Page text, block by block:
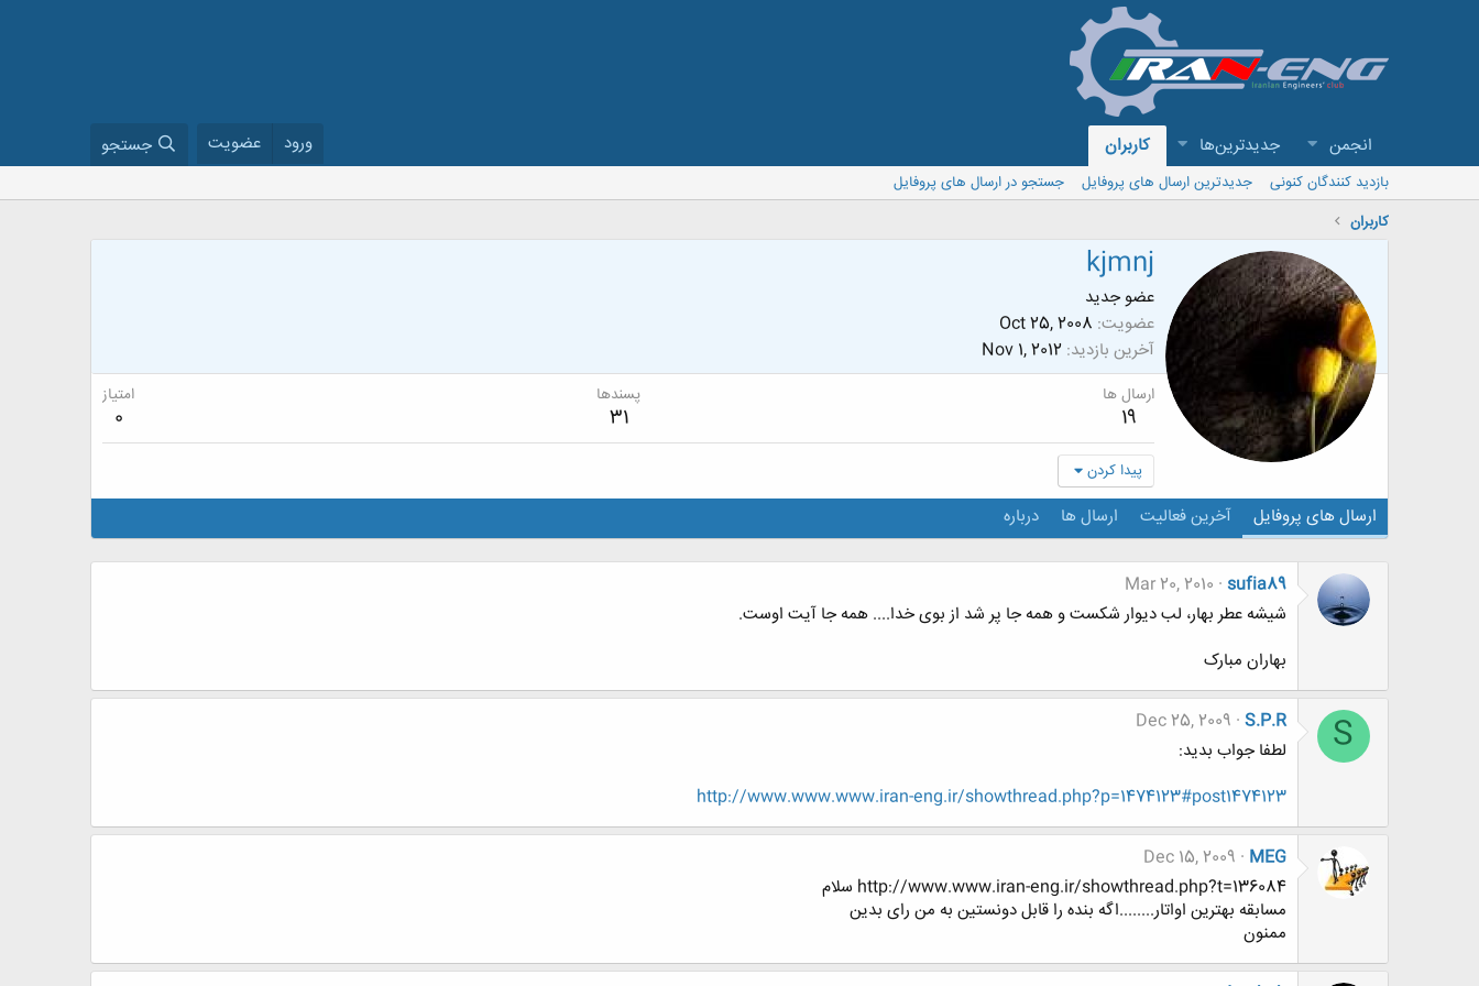
انجمن جدیدترین‌ها کاربران ورود عضویت جستجو
بازدید کنندگان کنونی جدیدترین ارسال های پروفایل
جستجو در ارسال های پروفایل
کاربران
kjmnj
عضو جدید
عضویت Oct 25, 2008
آخرین بازدید Nov 1, 2012
ارسال ها
19
پسندها
31
امتیاز
0
پیدا کردن
ارسال های پروفایل آخرین فعالیت ارسال ها درباره
sufia89
Mar 20, 2010
شیشه عطر بهار، لب دیوار شکست و همه جا پر شد از بوی خدا.... همه جا آیت اوست.
بهاران مبارک
S
S.P.R
Dec 25, 2009
لطفا جواب بدید:
http://www.www.www.iran-eng.ir/showthread.php?p=1474123#post1474123
MEG
Dec 15, 2009
http://www.www.iran-eng.ir/showthread.php?t=136084 سلام
مسابقه بهترین اواتار........اگه بنده را قابل دونستین به من رای بدین
ممنون